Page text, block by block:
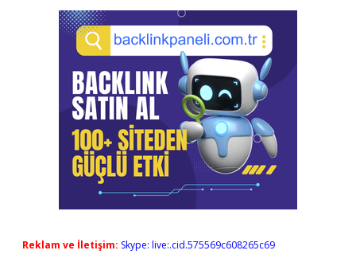
Reklam ve İletişim: Skype: live:.cid.575569c608265c69